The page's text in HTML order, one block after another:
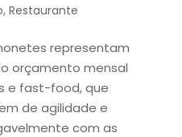
, Restaurante
representam
orçamento mensal
e fast-food, que
de agilidade e
com as